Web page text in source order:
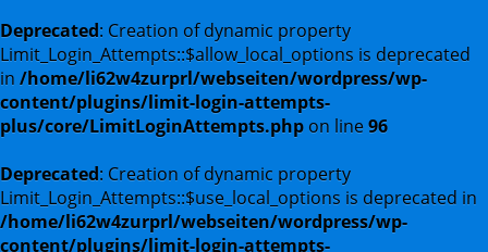
Deprecated: Creation of dynamic property
Limit_Login_Attempts::$allow_local_options is deprecated
in /home/li62w4zurprl/webseiten/wordpress/wp-
content/plugins/limit-login-attempts-
plus/core/LimitLoginAttempts.php on line96
Deprecated: Creation of dynamic property
Limit_Login_Attempts::$use_local_options is deprecated in
/home/li62w4zurprl/webseiten/wordpress/wp-
content/plugins/limit-login-attempts-